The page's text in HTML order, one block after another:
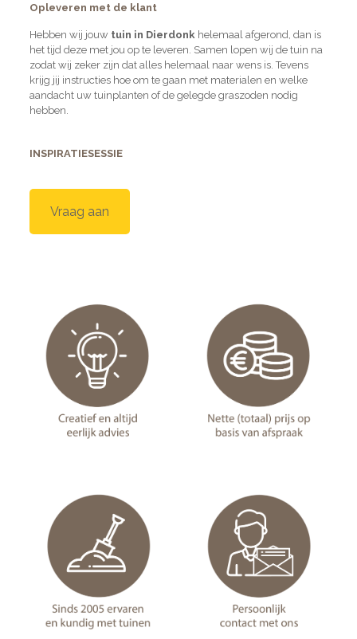
Opleveren met de klant
Hebben wij jouw tuin in Dierdonk helemaal afgerond, dan is
het tijd deze met jou op te leveren. Samen lopen wij de tuin na
zodat wij zeker zijn dat alles helemaal naar wens is. Tevens
krijg jij instructies hoe om te gaan met materialen en welke
aandacht uw tuinplanten of de gelegde graszoden nodig
hebben.
INSPIRATIESESSIE
Vraag aan